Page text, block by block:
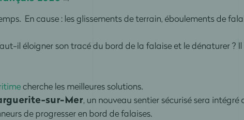
En cause : les glissements de terrain, éboulements de
il éloigner son tracé du bord de la falaise et le dénaturer ?
cherche les meilleures solutions.
sur-Mer, un nouveau sentier sécurisé sera
de progresser en bord de falaises.